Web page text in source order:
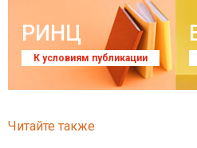
РИНЦ
К условиям публикации
Читайте также